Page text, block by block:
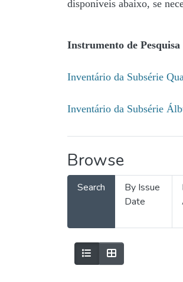
disponíveis abaixo, se
Instrumento de Pesquisa
Inventário da Subsérie
Inventário da Subsérie
Browse
Search
By Issue
Date